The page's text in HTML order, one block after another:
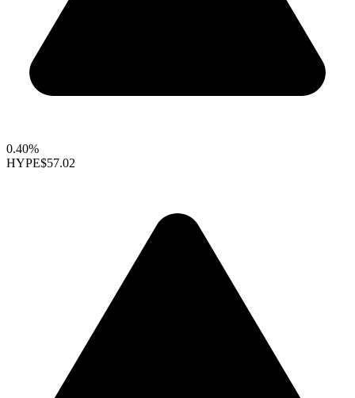
0.40%
HYPE$57.02